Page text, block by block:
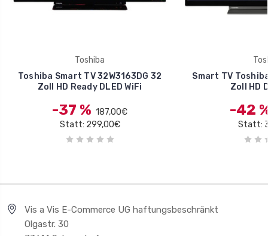
Toshiba
Toshiba Smart TV 32W3163DG 32
Zoll HD Ready DLED WiFi
-37 % 187,00€
Statt: 299,00€
Smart TV
Zoll HD
-42
Statt:
Vis a Vis E-Commerce UG haftungsbeschränkt
Olgastr. 30